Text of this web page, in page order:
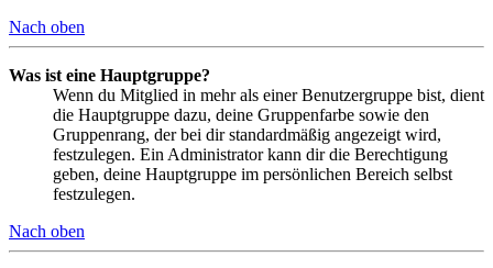
Nach oben
Was ist eine Hauptgruppe?
Wenn du Mitglied in mehr als einer Benutzergruppe bist, dient
die Hauptgruppe dazu, deine Gruppenfarbe sowie den
Gruppenrang, der bei dir standardmäßig angezeigt wird,
festzulegen. Ein Administrator kann dir die Berechtigung
geben, deine Hauptgruppe im persönlichen Bereich selbst
festzulegen.
Nach oben